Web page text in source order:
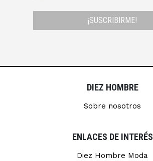
¡SUSCRIBIRME!
DIEZ HOMBRE
Sobre nosotros
ENLACES DE INTERÉS
Diez Hombre Moda